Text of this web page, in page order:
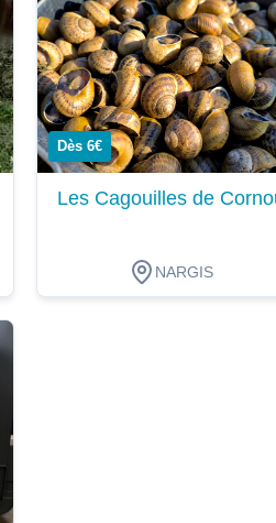
Dès 6€
Les Cagouilles de
NARGIS